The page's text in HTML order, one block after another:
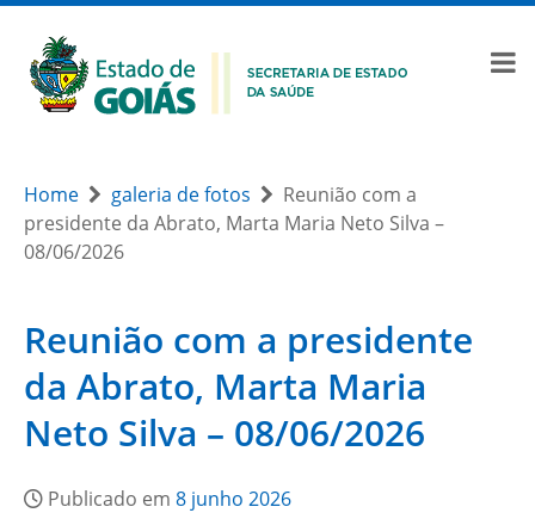
Home galeria de fotos
Reunião com a
presidente da Abrato, Marta Maria Neto Silva –
08/06/2026
Reunião com a presidente
da Abrato, Marta Maria
Neto Silva – 08/06/2026
Publicado em 8 junho 2026